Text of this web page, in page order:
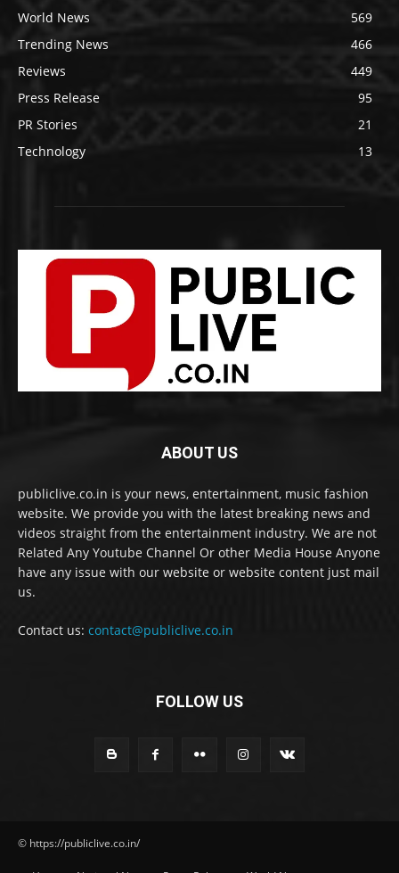
World News
569
Trending News
466
Reviews
449
Press Release
95
PR Stories
21
Technology
13
ABOUT US
publiclive.co.in is your news, entertainment, music fashion
website. We provide you with the latest breaking news and
videos straight from the entertainment industry. We are not
Related Any Youtube Channel Or other Media House Anyone
have any issue with our website or website content just mail
us.
Contact us: contact@publiclive.co.in
FOLLOW US
© https://publiclive.co.in/